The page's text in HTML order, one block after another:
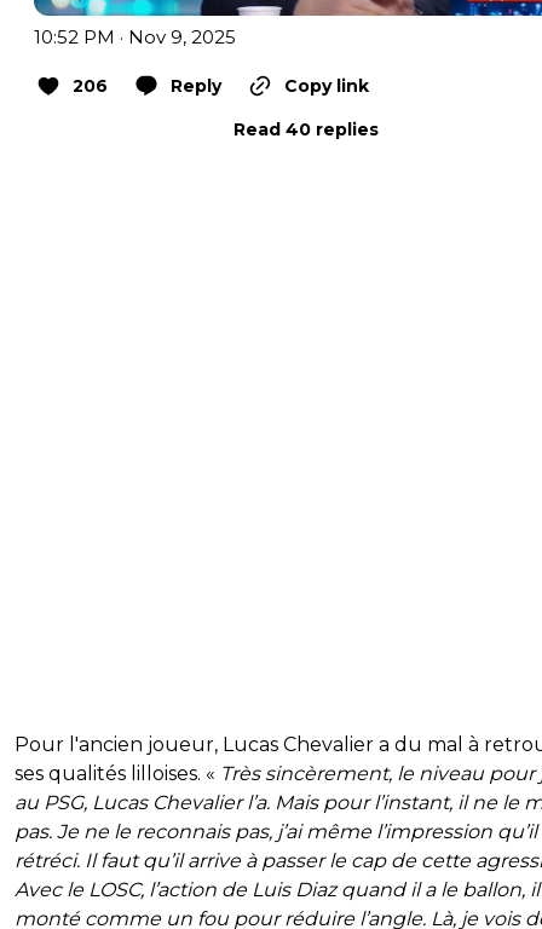
10:52 PM · Nov 9, 2025
206 Reply
Copy link
Read 40 replies
Pour l'ancien joueur, Lucas Chevalier a du mal à
ses qualités lilloises. « Très sincèrement, le niveau pour
au PSG, Lucas Chevalier l’a. Mais pour l’instant, il ne le
pas. Je ne le reconnais pas, j’ai même l’impression qu’il
rétréci. Il faut qu’il arrive à passer le cap de cette
Avec le LOSC, l’action de Luis Diaz quand il a le ballon,
monté comme un fou pour réduire l’angle. Là, je vois